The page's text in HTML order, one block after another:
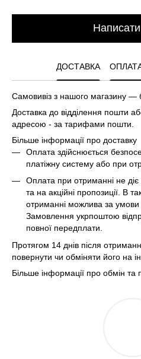
Написати
ДОСТАВКА
Самовивіз з нашого магазину —
Доставка до відділення пошти
адресою - за тарифами пошти.
Більше інформації про доставку
Оплата здійснюється
платіжну систему або при
Оплата при отриманні не
та на акційні пропозиції. В
отриманні можлива за
Замовлення укрпоштою
повної передплати.
Протягом 14 днів після
повернути чи обміняти його на
Більше інформації про обмін та